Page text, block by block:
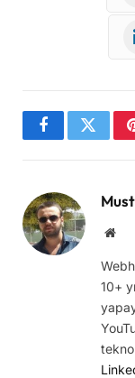
FacebookTwitter
10+